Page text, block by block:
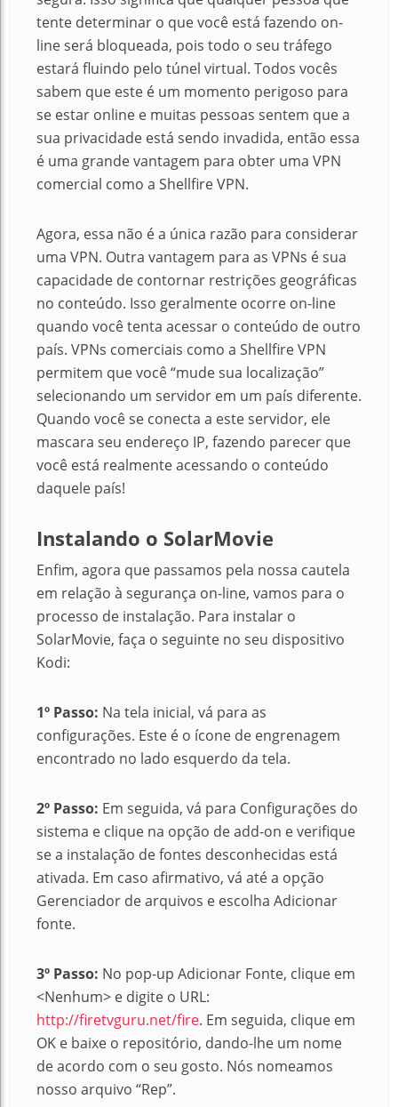
tente determinar o que você está fazendo on-
line será bloqueada, pois todo o seu tráfego
estará fluindo pelo túnel virtual. Todos vocês
sabem que este é um momento perigoso para
se estar online e muitas pessoas sentem que a
sua privacidade está sendo invadida, então essa
é uma grande vantagem para obter uma VPN
comercial como a Shellfire VPN.
Agora, essa não é a única razão para considerar
uma VPN. Outra vantagem para as VPNs é sua
capacidade de contornar restrições geográficas
no conteúdo. Isso geralmente ocorre on-line
quando você tenta acessar o conteúdo de outro
país. VPNs comerciais como a Shellfire VPN
permitem que você “mude sua localização”
selecionando um servidor em um país diferente.
Quando você se conecta a este servidor, ele
mascara seu endereço IP, fazendo parecer que
você está realmente acessando o conteúdo
daquele país!
Instalando o SolarMovie
Enfim, agora que passamos pela nossa cautela
em relação à segurança on-line, vamos para o
processo de instalação. Para instalar o
SolarMovie, faça o seguinte no seu dispositivo
Kodi:
1º Passo: Na tela inicial, vá para as
configurações. Este é o ícone de engrenagem
encontrado no lado esquerdo da tela.
2º Passo: Em seguida, vá para Configurações do
sistema e clique na opção de add-on e verifique
se a instalação de fontes desconhecidas está
ativada. Em caso afirmativo, vá até a opção
Gerenciador de arquivos e escolha Adicionar
fonte.
3º Passo: No pop-up Adicionar Fonte, clique em
<Nenhum> e digite o URL:
http://firetvguru.net/fire. Em seguida, clique em
OK e baixe o repositório, dando-lhe um nome
de acordo com o seu gosto. Nós nomeamos
nosso arquivo “Rep”.